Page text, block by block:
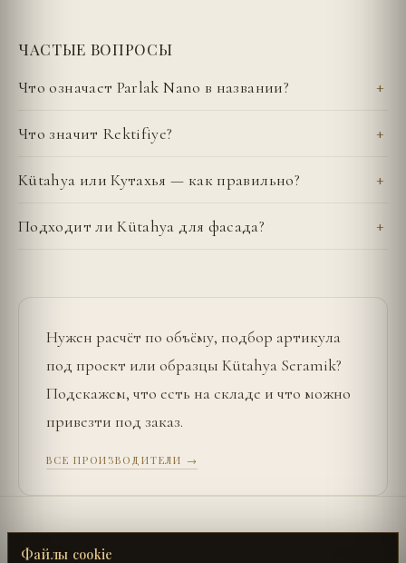
ЧАСТЫЕ ВОПРОСЫ
Что означает Parlak Nano в названии?
Что значит Rektifiye?
Kütahya или Кутахья — как правильно?
Подходит ли Kütahya для фасада?
Нужен расчёт по объёму, подбор артикула
под проект или образцы Kütahya Seramik?
Подскажем, что есть на складе и что можно
привезти под заказ.
ВСЕ ПРОИЗВОДИТЕЛИ →
← SURFACE LABORATORY
Файлы cookie